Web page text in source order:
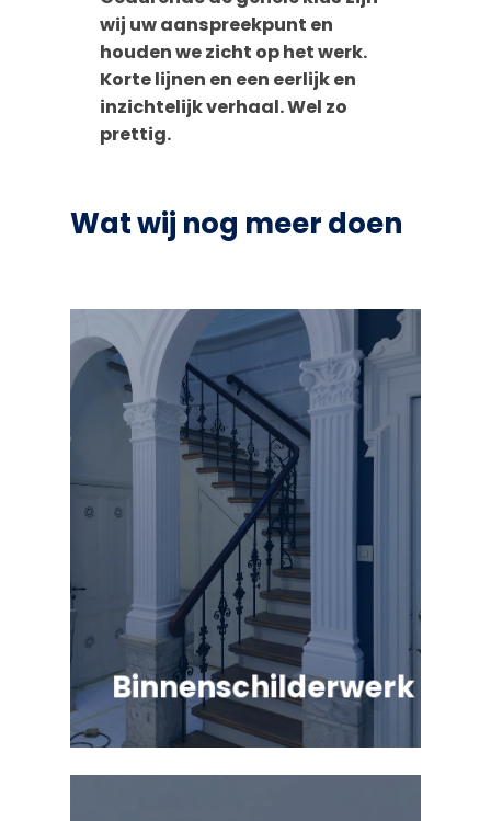
wij uw aanspreekpunt en
houden we zicht op het werk.
Korte lijnen en een eerlijk en
inzichtelijk verhaal. Wel zo
prettig.
Wat wij nog meer doen
Binnenschilderwerk